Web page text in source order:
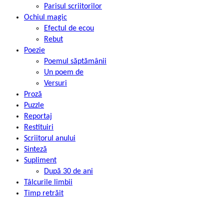
Parisul scriitorilor
Ochiul magic
Efectul de ecou
Rebut
Poezie
Poemul săptămânii
Un poem de
Versuri
Proză
Puzzle
Reportaj
Restituiri
Scriitorul anului
Sinteză
Supliment
După 30 de ani
Tâlcurile limbii
Timp retrăit